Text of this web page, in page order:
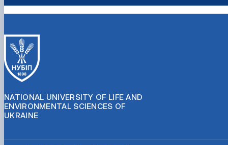
NATIONAL UNIVERSITY OF LIFE AND
ENVIRONMENTAL SCIENCES OF
UKRAINE